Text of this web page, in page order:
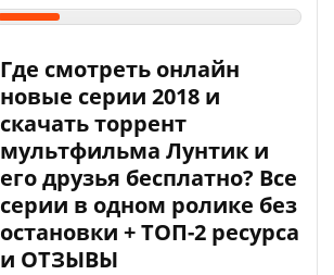
Где смотреть онлайн
новые серии 2018 и
скачать торрент
мультфильма Лунтик и
его друзья бесплатно? Все
серии в одном ролике без
остановки + ТОП-2 ресурса
и ОТЗЫВЫ